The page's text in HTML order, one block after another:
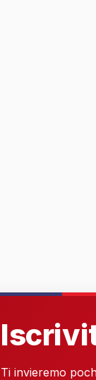
Ti invieremo